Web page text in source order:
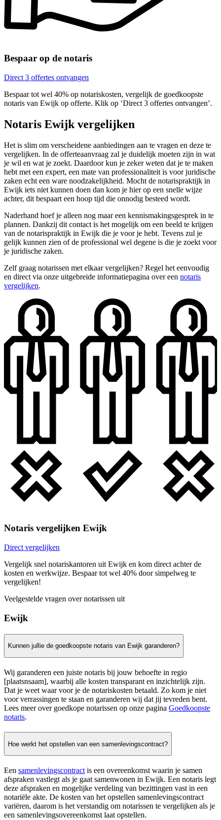
Bespaar op de notaris
Direct 3 offertes ontvangen
Bespaar tot wel 40% op notariskosten, vergelijk de goedkoopste
notaris van Ewijk op offerte. Klik op ‘Direct 3 offertes ontvangen’.
Notaris Ewijk vergelijken
Het is slim om verscheidene aanbiedingen aan te vragen en deze te
vergelijken. In de offerteaanvraag zal je duidelijk moeten zijn in wat
je wil en wat je zoekt. Daardoor kun je zeker weten dat je te maken
hebt met een expert, een mate van professionaliteit is voor juridische
zaken echt een ware noodzakelijkheid. Mocht de notarispraktijk in
Ewijk iets niet kunnen doen dan kom je hier op een snelle wijze
achter, dit bespaart een hoop tijd die onnodig besteed wordt.
Naderhand hoef je alleen nog maar een kennismakingsgesprek in te
plannen. Dankzij dit contact is het mogelijk om een beeld te krijgen
van de notarispraktijk in Ewijk die je voor je hebt. Tevens zul je
gelijk kunnen zien of de professional wel degene is die je zoekt voor
je juridische zaken.
Zelf graag notarissen met elkaar vergelijken? Regel het eenvoudig
en direct via onze uitgebreide informatiepagina over een notaris
vergelijken.
Notaris vergelijken Ewijk
Direct vergelijken
Vergelijk snel notariskantoren uit Ewijk en kom direct achter de
kosten en werkwijze. Bespaar tot wel 40% door simpelweg te
vergelijken!
Veelgestelde vragen over notarissen uit
Ewijk
Kunnen jullie de goedkoopste notaris van Ewijk garanderen?
Wij garanderen een juiste notaris bij jouw behoefte in regio
[plaatsnsaam], waarbij alle kosten transparant en inzichtelijk zijn.
Dat je weet waar voor je de notariskosten betaald. Zo kom je niet
voor verrassingen te staan en garanderen wij dat jij tevreden bent.
Lees meer over goedkope notarissen op onze pagina Goedkoopste
notaris.
Hoe werkt het opstellen van een samenlevingscontract?
Een samenlevingscontract is een overeenkomst waarin je samen
afspraken vastlegt als je gaat samenwonen in Ewijk. Een notaris legt
deze afspraken en mogelijke verdeling van bezittingen vast in een
notariële akte. De kosten van het opstellen samenlevingscontract
variëren, daarom is het verstandig om notarissen te vergelijken als je
een samenlevingsovereenkomst laat opstellen.